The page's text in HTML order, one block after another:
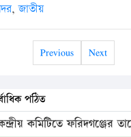
,জাতীয়
Previous Next
পঠিত
কমিটিতে ফরিদগঞ্জের